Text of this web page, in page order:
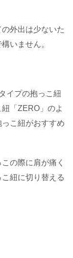
外出は少ないた
いません。
イプの抱っこ紐
「ZERO」のよ
こ紐がおすすめ
の際に肩が痛く
紐に切り替える